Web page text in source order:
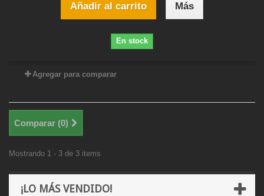
Añadir al carrito Más
En stock
Agregar para comparar
Comparar (0)
Mostrando 1 - 3 de 3 items
¡LO MÁS VENDIDO!